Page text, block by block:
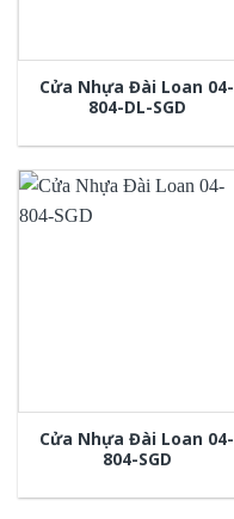
Cửa Nhựa Đài Loan 04-
804-DL-SGD
Cửa Nhựa Đài Loan 04-
804-SGD